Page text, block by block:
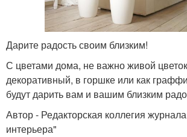
Дарите радость своим близким!
С цветами дома, не важно живой
декоративный, в горшке или как
будут дарить вам и вашим близким
Автор - Редакторская коллегия
интерьера"